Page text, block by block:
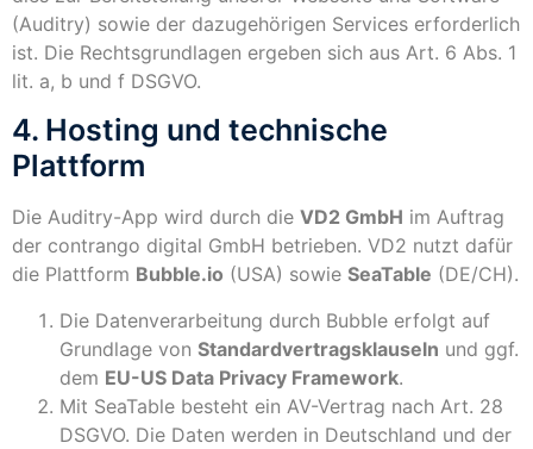
(Auditry) sowie der dazugehörigen Services erforderlich
ist. Die Rechtsgrundlagen ergeben sich aus Art. 6 Abs. 1
lit. a, b und f DSGVO.
4. Hosting und technische
Plattform
Die Auditry-App wird durch die VD2 GmbH im Auftrag
der contrango digital GmbH betrieben. VD2 nutzt dafür
die Plattform Bubble.io (USA) sowie SeaTable (DE/CH).
Die Datenverarbeitung durch Bubble erfolgt auf
Grundlage von Standardvertragsklauseln und ggf.
dem EU-US Data Privacy Framework.
Mit SeaTable besteht ein AV-Vertrag nach Art. 28
DSGVO. Die Daten werden in Deutschland und der